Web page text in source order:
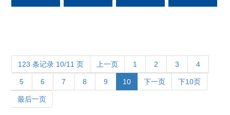
123 条记录 10/11 页 上一页 1 2 3 4
5 6 7 8 9 10 下一页 下10页
最后一页